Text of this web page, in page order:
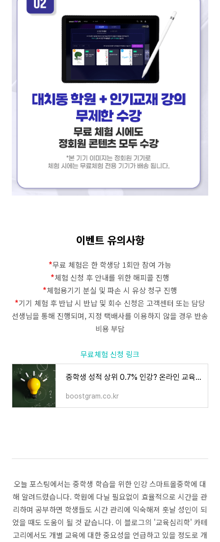
이벤트 유의사항
*무료 체험은 한 학생당 1회만 참여 가능
*체험 신청 후 안내를 위한 해피콜 진행
*체험용기기 분실 및 파손 시 유상 청구 진행
*기기 체험 후 반납 시 반납 및 회수 신청은 고객센터 또는 담당
선생님을 통해 진행되며, 지정 택배사를 이용하지 않을 경우 반송
비용 부담
무료체험 신청 링크
중학생 성적 상위 0.7% 인강? 온라인 교육 스마트올 중학 | 부스트그램
boostgram.co.kr
오늘 포스팅에서는 중학생 학습을 위한 인강 스마트올중학에 대
해 알려드렸습니다. 학원에 다닐 필요없이 효율적으로 시간을 관
리하며 공부하면 학생들도 시간 관리에 익숙해져 훗날 성인이 되
었을 때도 도움이 될 것 같습니다. 이 블로그의 '교육심리학' 카테
고리에서도 개별 교육에 대한 중요성을 언급하고 있을 정도로 개